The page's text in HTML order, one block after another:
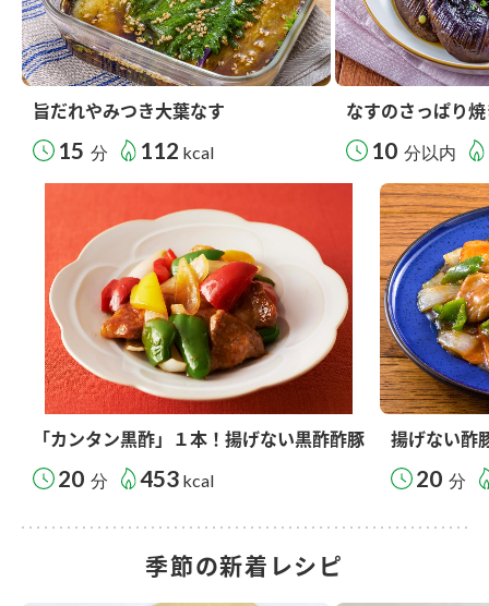
旨だれやみつき大葉なす
15 分 112 kcal
なすのさっぱり
10 分以内
「カンタン黒酢」１本！揚げない黒酢酢豚
20 分 453 kcal
揚げない酢
20 分
季節の新着レシピ